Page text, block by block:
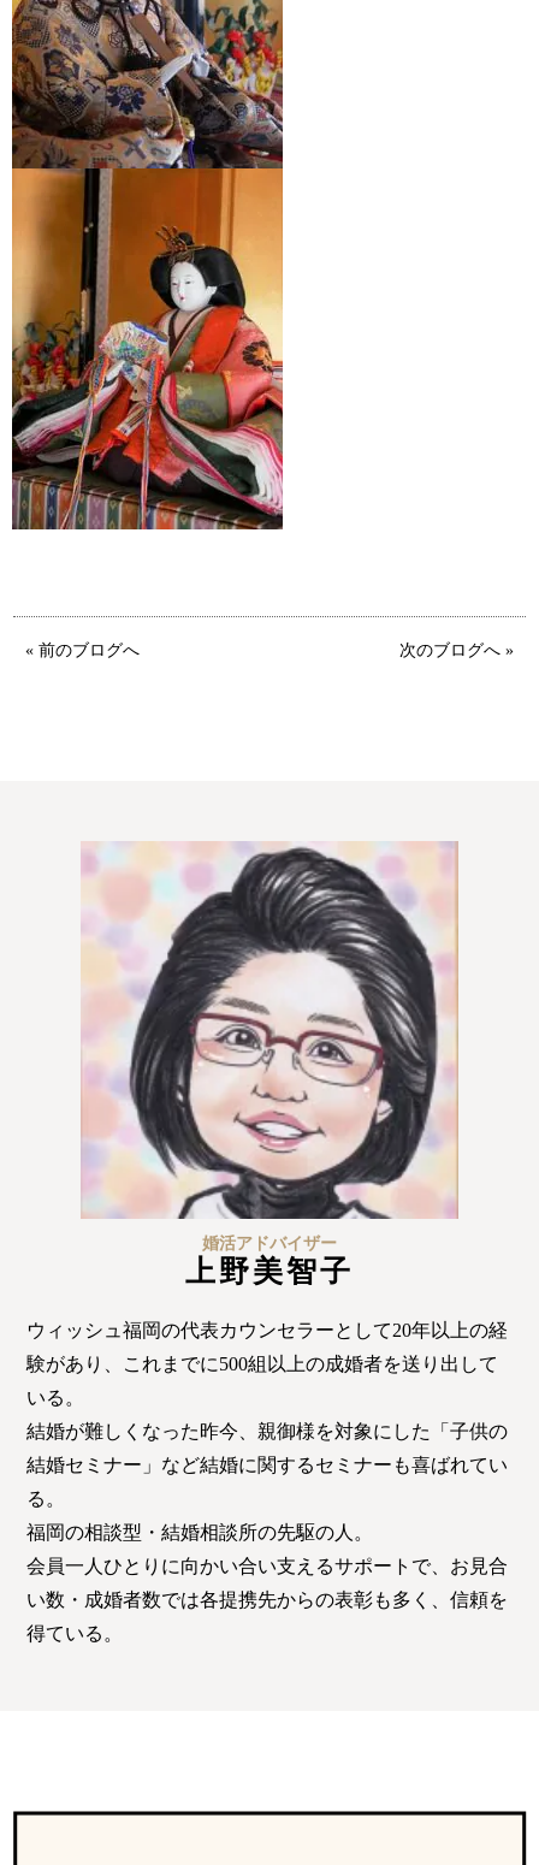
特定商取引法の表記につい
て
« 前のブログへ 次のブログへ »
婚活アドバイザー
上野美智子
ウィッシュ福岡の代表カウンセラーとして20年以上の経
験があり、これまでに500組以上の成婚者を送り出して
いる。
結婚が難しくなった昨今、親御様を対象にした「子供の
結婚セミナー」など結婚に関するセミナーも喜ばれてい
る。
福岡の相談型・結婚相談所の先駆の人。
会員一人ひとりに向かい合い支えるサポートで、お見合
い数・成婚者数では各提携先からの表彰も多く、信頼を
得ている。